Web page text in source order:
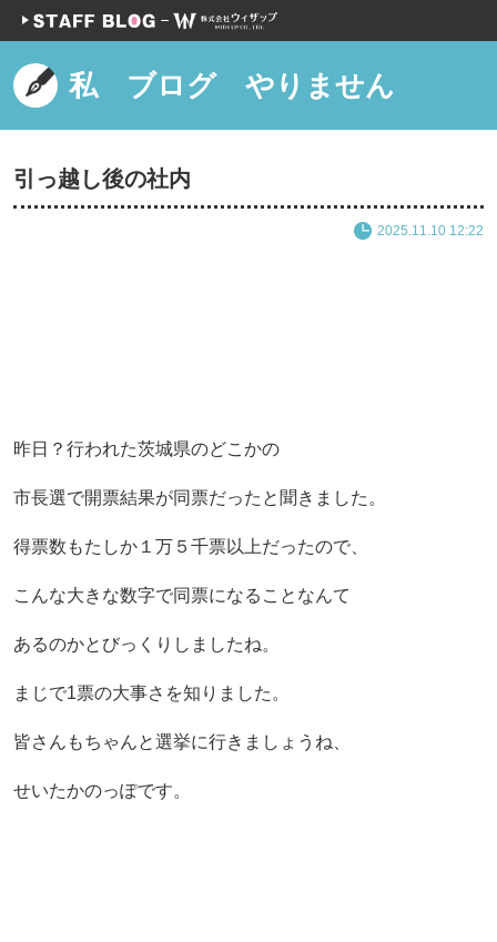
私 ブログ やりません
引っ越し後の社内
2025.11.10 12:22
昨日？行われた茨城県のどこかの
市長選で開票結果が同票だったと聞きました。
得票数もたしか１万５千票以上だったので、
こんな大きな数字で同票になることなんて
あるのかとびっくりしましたね。
まじで1票の大事さを知りました。
皆さんもちゃんと選挙に行きましょうね、
せいたかのっぽです。